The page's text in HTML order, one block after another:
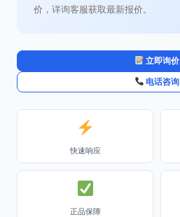
价，详询客服获取最新报价。
立即询价
电话咨询
快速响应
正品保障